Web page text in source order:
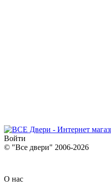
Войти
© "Все двери" 2006-2026
О нас